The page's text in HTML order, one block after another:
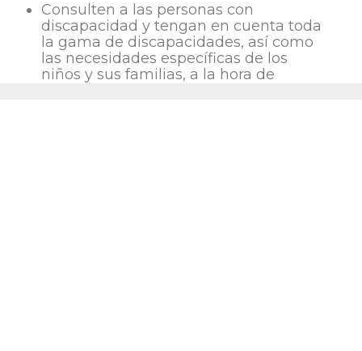
Consulten a las personas con
discapacidad y tengan en cuenta toda
la gama de discapacidades, así como
las necesidades específicas de los
niños y sus familias, a la hora de